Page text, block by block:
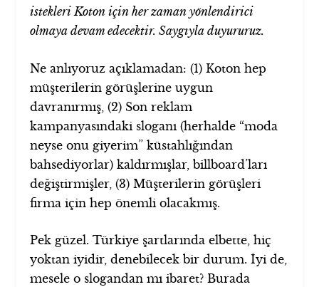
istekleri Koton için her zaman yönlendirici
olmaya devam edecektir. Saygıyla duyururuz.
Ne anlıyoruz açıklamadan: (1) Koton hep
müşterilerin görüşlerine uygun
davranırmış, (2) Son reklam
kampanyasındaki sloganı (herhalde “moda
neyse onu giyerim” küstahlığından
bahsediyorlar) kaldırmışlar, billboard’ları
değiştirmişler, (3) Müşterilerin görüşleri
firma için hep önemli olacakmış.
Pek güzel. Türkiye şartlarında elbette, hiç
yoktan iyidir, denebilecek bir durum. İyi de,
mesele o slogandan mı ibaret? Burada